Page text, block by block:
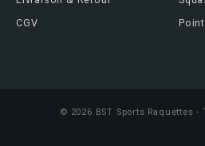
CGV
© 2026 BST Sports Raquettes